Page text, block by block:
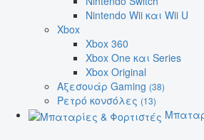
Nintendo Wii και Wii U
Xbox
Xbox 360
Xbox One και Series
Xbox Original
Αξεσουάρ Gaming (38)
Ρετρό κονσόλες (13)